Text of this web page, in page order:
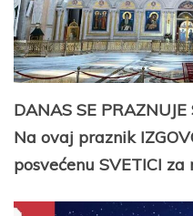
DANAS SE
Na ovaj praznik
posvećenu SVETICI